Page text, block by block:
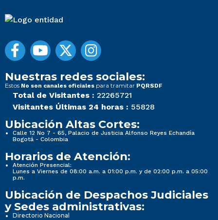
Nuestras redes sociales:
Estos No son canales oficiales para tramitar PQRSDF
Total de Visitantes : 22265721
Visitantes Últimas 24 horas : 55828
Ubicación Altas Cortes:
Calle 12 No 7 - 65, Palacio de Justicia Alfonso Reyes Echandía
Bogotá - Colombia
Horarios de Atención:
Atención Presencial:
Lunes a Viernes de 08:00 a.m. a 01:00 p.m. y de 02:00 p.m. a 05:00
p.m.
Ubicación de Despachos Judiciales
y Sedes administrativas:
Directorio Nacional